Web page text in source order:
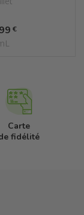
€
Carte
fidélité